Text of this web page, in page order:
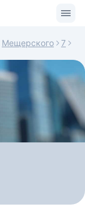
Мещерского 7